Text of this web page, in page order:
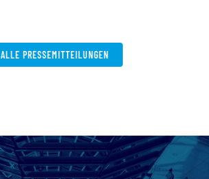
ALLE PRESSEMITTEILUNGEN